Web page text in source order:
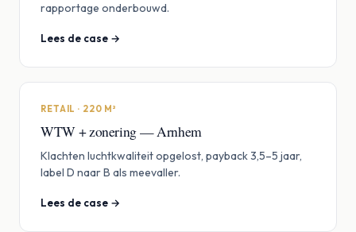
rapportage onderbouwd.
Lees de case →
RETAIL · 220 M²
WTW + zonering — Arnhem
Klachten luchtkwaliteit opgelost, payback 3,5–5 jaar,
label D naar B als meevaller.
Lees de case →